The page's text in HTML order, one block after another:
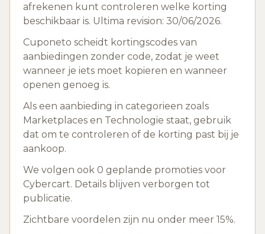
afrekenen kunt controleren welke korting
beschikbaar is. Ultima revision: 30/06/2026.
Cuponeto scheidt kortingscodes van
aanbiedingen zonder code, zodat je weet
wanneer je iets moet kopieren en wanneer
openen genoeg is.
Als een aanbieding in categorieen zoals
Marketplaces en Technologie staat, gebruik
dat om te controleren of de korting past bij je
aankoop.
We volgen ook 0 geplande promoties voor
Cybercart. Details blijven verborgen tot
publicatie.
Zichtbare voordelen zijn nu onder meer 15%.